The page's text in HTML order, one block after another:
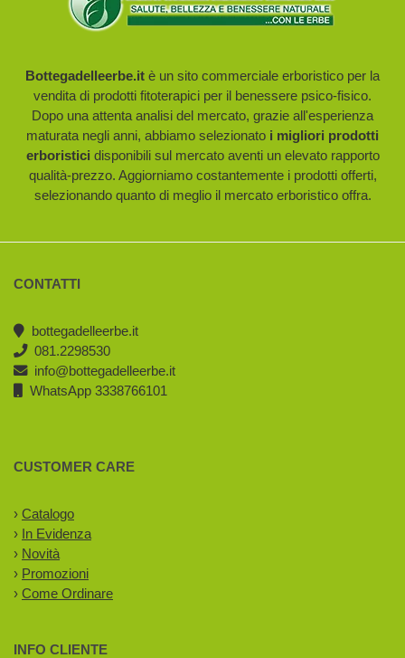
Bottegadelleerbe.it è un sito commerciale erboristico per la
vendita di prodotti fitoterapici per il benessere psico-fisico.
Dopo una attenta analisi del mercato, grazie all'esperienza
maturata negli anni, abbiamo selezionato i migliori prodotti
erboristici disponibili sul mercato aventi un elevato rapporto
qualità-prezzo. Aggiorniamo costantemente i prodotti offerti,
selezionando quanto di meglio il mercato erboristico offra.
CONTATTI
bottegadelleerbe.it
081.2298530
info@bottegadelleerbe.it
WhatsApp 3338766101
CUSTOMER CARE
› Catalogo
› In Evidenza
› Novità
› Promozioni
› Come Ordinare
INFO CLIENTE